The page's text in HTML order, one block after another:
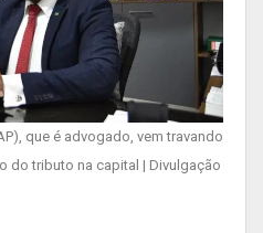
que é advogado, vem travando
do tributo na capital | Divulgação